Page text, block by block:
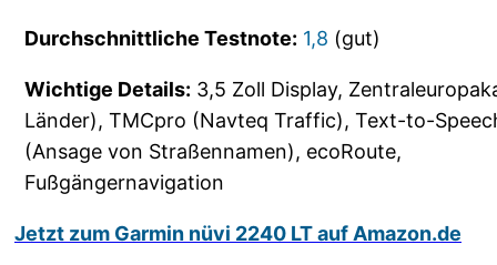
Durchschnittliche Testnote: 1,8 (gut)
Wichtige Details: 3,5 Zoll Display,
Länder), TMCpro (Navteq Traffic), Text-to-
(Ansage von Straßennamen), ecoRoute,
Fußgängernavigation
Jetzt zum Garmin nüvi 2240 LT auf Amazon.de